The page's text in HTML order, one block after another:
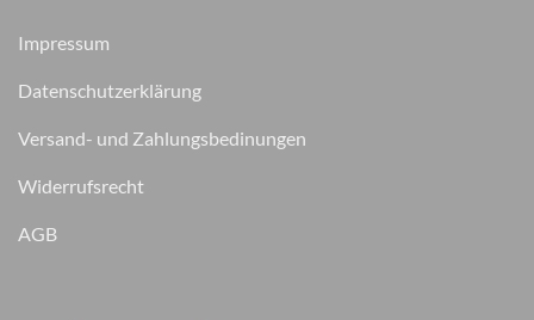
Impressum
Datenschutzerklärung
Versand- und Zahlungsbedinungen
Widerrufsrecht
AGB